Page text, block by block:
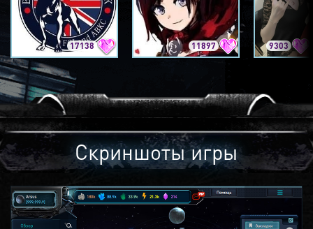
17138 11897 9303
Скриншоты игры